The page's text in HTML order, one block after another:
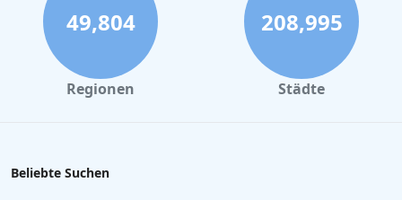
Hotels mit Parkplatz in Portsmouth
Hotels mit Parkplatz in Bologna
Hotels mit Parkplatz in Nizza
49,804
Regionen
208,995
Städte
Beliebte Suchen